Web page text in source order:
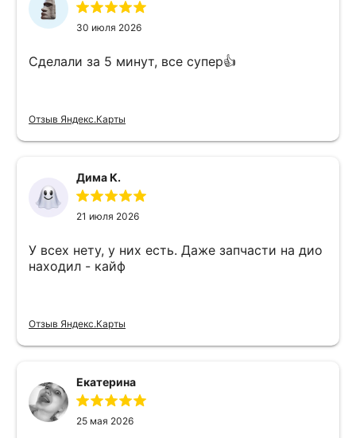
30 июля 2026
Сделали за 5 минут, все супер👍
Отзыв Яндекс.Карты
Дима К.
21 июля 2026
У всех нету, у них есть. Даже запчасти на дио
находил - кайф
Отзыв Яндекс.Карты
Екатерина
25 мая 2026